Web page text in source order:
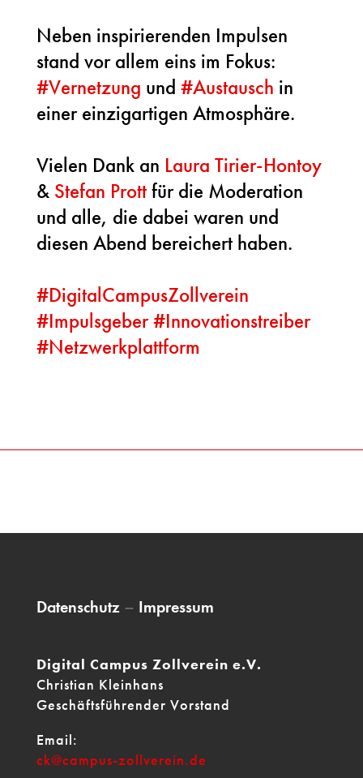
Neben inspirierenden Impulsen
stand vor allem eins im Fokus:
#Vernetzung und #Austausch in
einer einzigartigen Atmosphäre.
Vielen Dank an Laura Tirier-Hontoy
& Stefan Prottfür die Moderation
und alle, die dabei waren und
diesen Abend bereichert haben.
#DigitalCampusZollverein
#Impulsgeber#Innovationstreiber
#Netzwerkplattform
Datenschutz– Impressum
Digital Campus Zollverein e.V.
Christian Kleinhans
Geschäftsführender Vorstand
Email:
ck@campus-zollverein.de